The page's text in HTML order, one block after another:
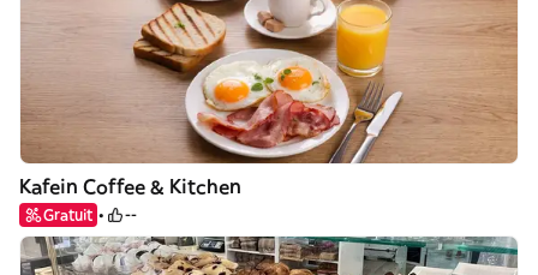
Kafein Coffee & Kitchen
Gratuit --